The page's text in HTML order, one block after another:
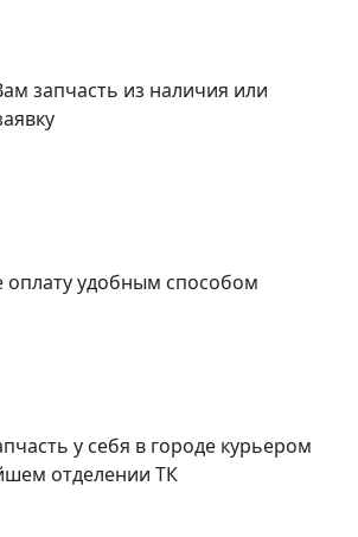
запчасть из наличия или
оплату удобным способом
у себя в городе курьером
отделении ТК